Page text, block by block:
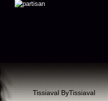
Tissiaval ByTissiaval